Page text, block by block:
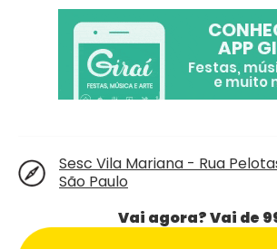
Sesc Vila Mariana - Rua
São Paulo
Vai agora? Vai de